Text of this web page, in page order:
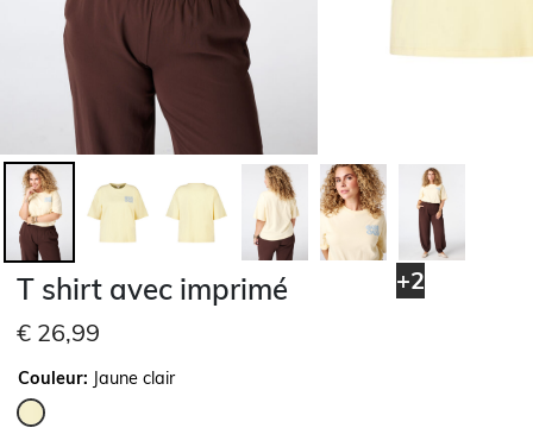
+2
T shirt avec imprimé
€ 26,99
Couleur: Jaune clair